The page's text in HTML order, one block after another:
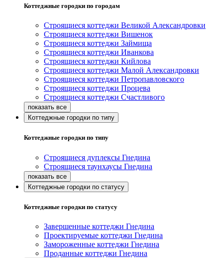
Коттеджные городки по городам
Строящиеся коттеджи Великой Александровки
Строящиеся коттеджи Вишенок
Строящиеся коттеджи Займища
Строящиеся коттеджи Иванкова
Строящиеся коттеджи Кийлова
Строящиеся коттеджи Малой Александровки
Строящиеся коттеджи Петропавловского
Строящиеся коттеджи Процева
Строящиеся коттеджи Счастливого
Коттеджные городки по типу
Коттеджные городки по типу
Строящиеся дуплексы Гнедина
Строящиеся таунхаусы Гнедина
Коттеджные городки по статусу
Коттеджные городки по статусу
Завершенные коттеджи Гнедина
Проектируемые коттеджи Гнедина
Замороженные коттеджи Гнедина
Проданные коттеджи Гнедина